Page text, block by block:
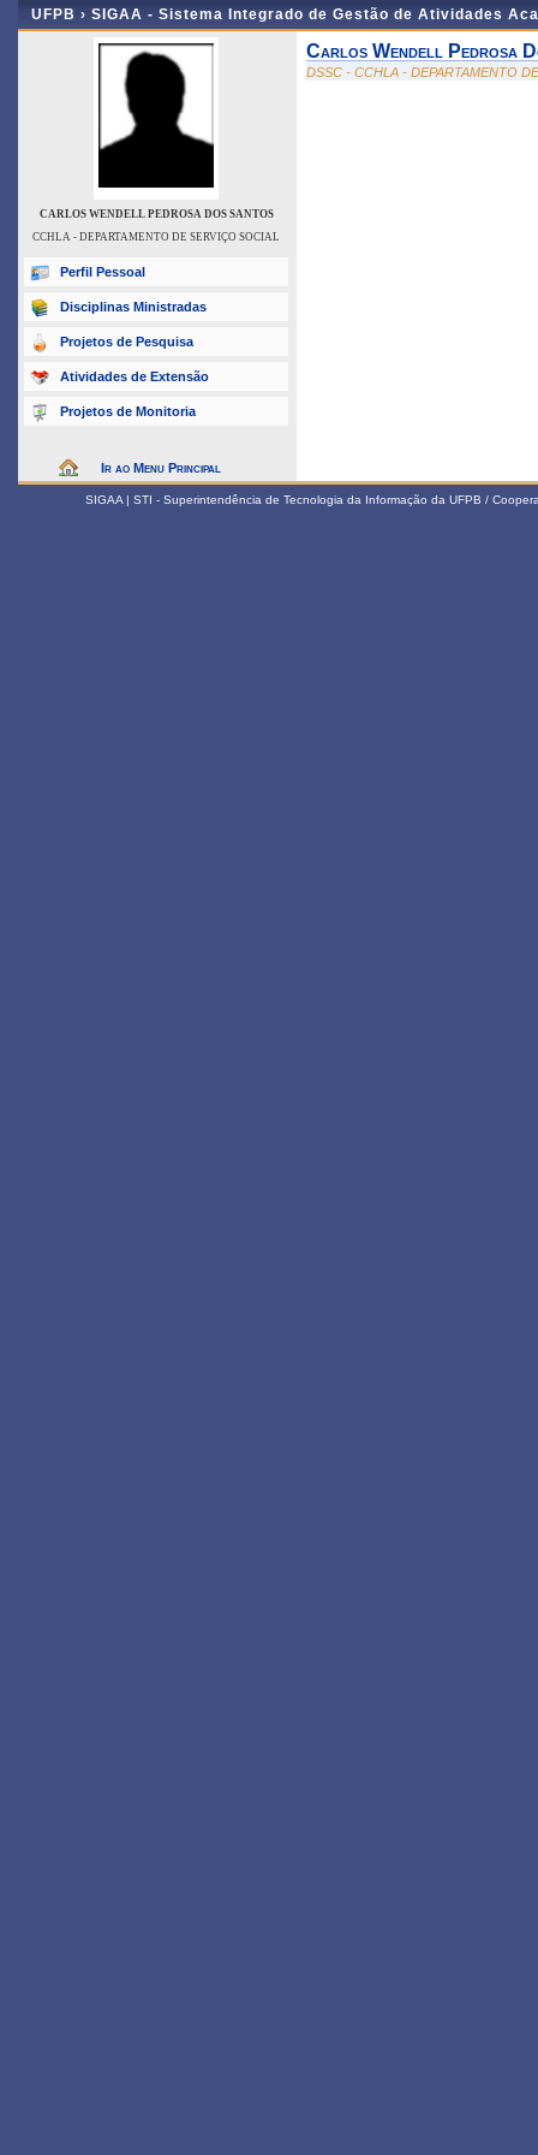
UFPB › SIGAA - Sistema Integrado de Gestão de Atividades
CARLOS WENDELL PEDROSA DOS SANTOS
CCHLA - DEPARTAMENTO DE SERVIÇO SOCIAL
Perfil Pessoal
Disciplinas Ministradas
Projetos de Pesquisa
Atividades de Extensão
Projetos de Monitoria
Ir ao Menu Principal
Carlos Wendell Pedrosa
DSSC - CCHLA - DEPARTAMENTO
SIGAA | STI - Superintendência de Tecnologia da Informação da UFPB /